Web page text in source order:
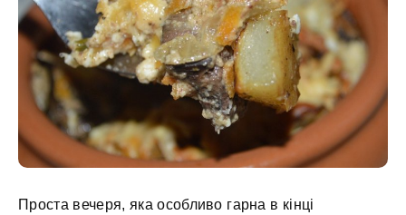
Проста вечеря, яка особливо гарна в кінці